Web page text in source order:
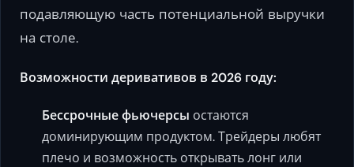
подавляющую часть потенциальной выручки
на столе.
Возможности деривативов в 2026 году:
Бессрочные фьючерсы остаются
доминирующим продуктом. Трейдеры любят
плечо и возможность открывать лонг или